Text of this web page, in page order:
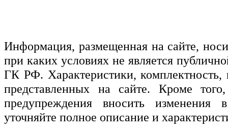
Информация, размещенная на сайте,
при каких условиях не является
ГК РФ. Характеристики,
представленных на сайте. Кроме
предупреждения вносить изменения
уточняйте полное описание и